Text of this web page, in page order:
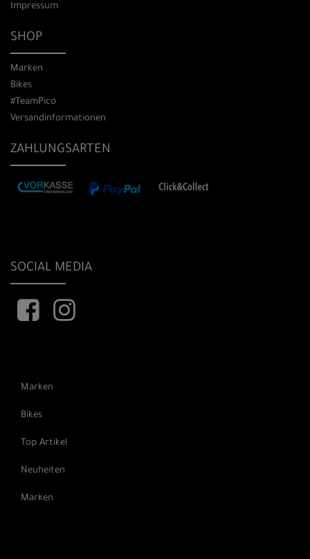
Impressum
SHOP
Marken
Bikes
#TeamPico
Versandinformationen
ZAHLUNGSARTEN
SOCIAL MEDIA
Marken
Bikes
Top Artikel
Neuheiten
Marken